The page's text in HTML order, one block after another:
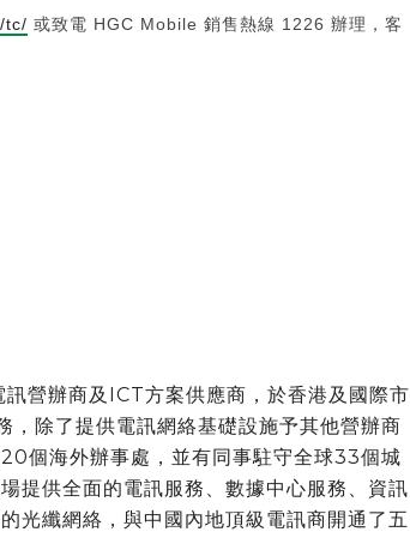
tc/ 或致電 HGC Mobile 銷售熱線 1226 辦理，客
訊營辦商及ICT方案供應商，於香港及國際市
，除了提供電訊網絡基礎設施予其他營辦商
個海外辦事處，並有同事駐守全球33個城
提供全面的電訊服務、數據中心服務、資訊
光纖網絡，與中國內地頂級電訊商開通了五